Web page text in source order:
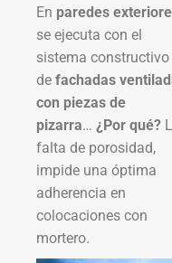
En paredes
se ejecuta con el
sistema constructivo
de fachadas
con piezas de
pizarra… ¿Por qué?
falta de porosidad,
impide una óptima
adherencia en
colocaciones con
mortero.